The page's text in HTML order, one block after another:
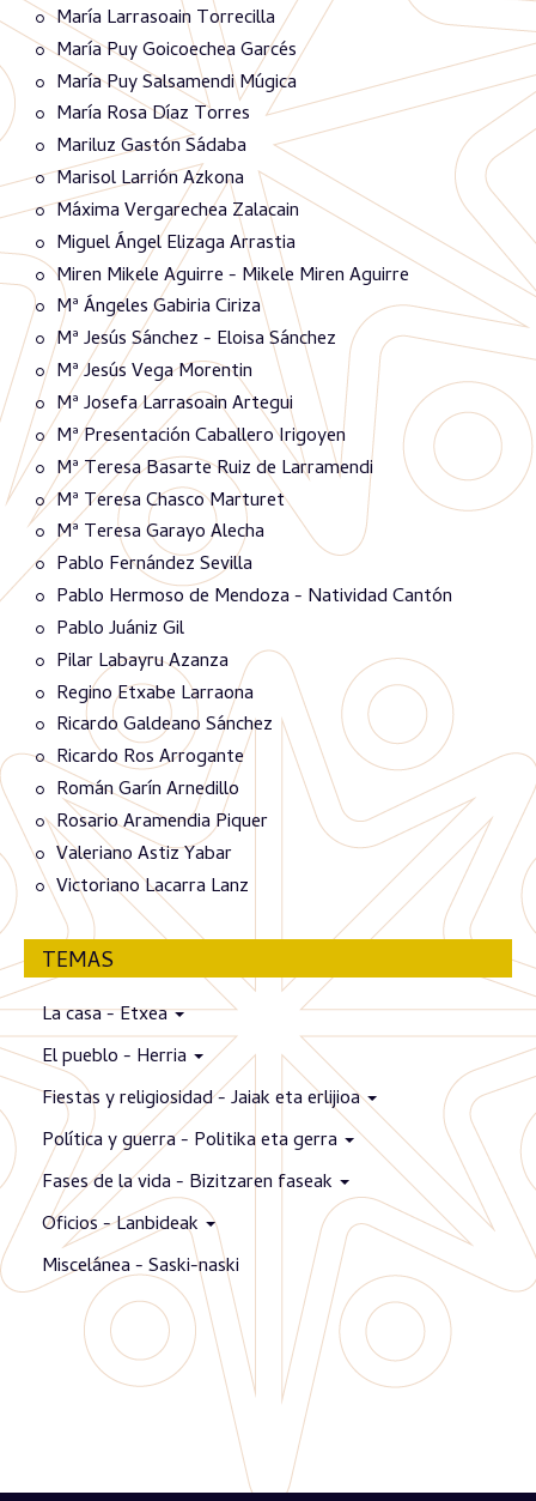
María Larrasoain Torrecilla
María Puy Goicoechea Garcés
María Puy Salsamendi Múgica
María Rosa Díaz Torres
Mariluz Gastón Sádaba
Marisol Larrión Azkona
Máxima Vergarechea Zalacain
Miguel Ángel Elizaga Arrastia
Miren Mikele Aguirre - Mikele Miren Aguirre
Mª Ángeles Gabiria Ciriza
Mª Jesús Sánchez - Eloisa Sánchez
Mª Jesús Vega Morentin
Mª Josefa Larrasoain Artegui
Mª Presentación Caballero Irigoyen
Mª Teresa Basarte Ruiz de Larramendi
Mª Teresa Chasco Marturet
Mª Teresa Garayo Alecha
Pablo Fernández Sevilla
Pablo Hermoso de Mendoza - Natividad Cantón
Pablo Juániz Gil
Pilar Labayru Azanza
Regino Etxabe Larraona
Ricardo Galdeano Sánchez
Ricardo Ros Arrogante
Román Garín Arnedillo
Rosario Aramendia Piquer
Valeriano Astiz Yabar
Victoriano Lacarra Lanz
TEMAS
La casa - Etxea
El pueblo - Herria
Fiestas y religiosidad - Jaiak eta erlijioa
Política y guerra - Politika eta gerra
Fases de la vida - Bizitzaren faseak
Oficios - Lanbideak
Miscelánea - Saski-naski